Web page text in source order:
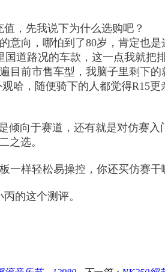
，先我说下为什么选购吧？
的意向，哪怕到了80岁，肯定也是
道路况的车款，这一点我就把
前市售车型，我脑子里剩下的
哈，随便骑下的人都觉得R15
倾向于赛道，还有就是对仿赛
之选。
一样轻松易操控，你还买仿赛干
的这个测评。